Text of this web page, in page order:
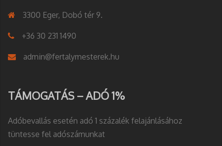
3300 Eger, Dobó tér 9.
+36 30 231 1490
admin@fertalymesterek.hu
TÁMOGATÁS – ADÓ 1%
Adóbevallás esetén adó 1 százalék felajánlásához
tüntesse fel adószámunkat